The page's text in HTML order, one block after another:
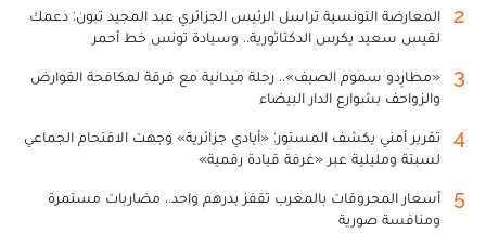
2
المعارضة التونسية تراسل الرئيس الجزائري عبد المجيد تبون: دعمك
لقيس سعيد يكرس الدكتاتورية.. وسيادة تونس خط أحمر
3
«مطارِدو سموم الصيف».. رحلة ميدانية مع فرقة لمكافحة القوارض
والزواحف بشوارع الدار البيضاء
4
تقرير أمني يكشف المستور: «أيادي جزائرية» وجهت الاقتحام الجماعي
لسبتة ومليلية عبر «غرفة قيادة رقمية»
5
أسعار المحروقات بالمغرب تقفز بدرهم واحد.. مضاربات مستمرة
ومنافسة صورية